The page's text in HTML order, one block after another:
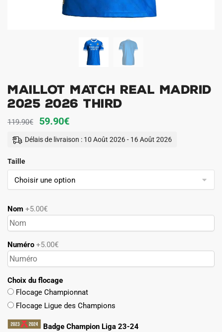
Maillot Match Real Madrid
2025 2026 Third
119.90€
Le
prix
119.90€.
59.90€Le
59.90€.
Délais de livraison : 10 Août 2026 - 16 Août 2026
Taille
Nom +5.00€
Numéro +5.00€
Choix du flocage
Flocage Championnat
Flocage Ligue des Champions
Badge Champion Liga 23-24